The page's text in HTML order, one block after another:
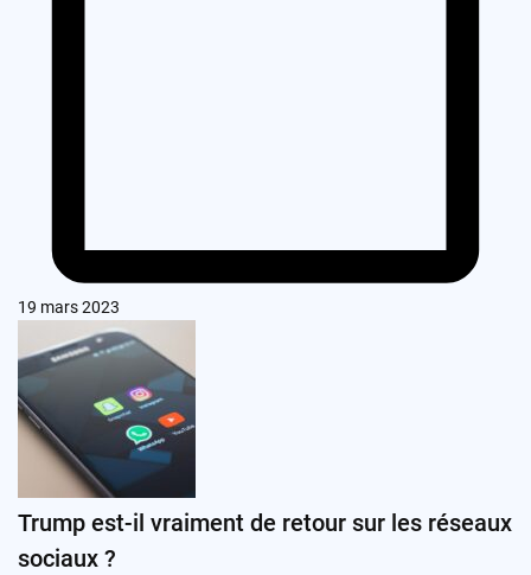
19 mars 2023
Trump est-il vraiment de retour sur les réseaux
sociaux ?